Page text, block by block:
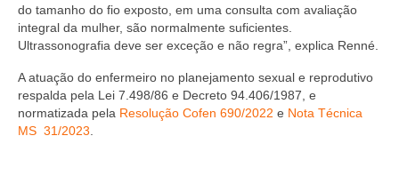
do tamanho do fio exposto, em uma consulta com avaliação
integral da mulher, são normalmente suficientes.
Ultrassonografia deve ser exceção e não regra”, explica Renné.
A atuação do enfermeiro no planejamento sexual e reprodutivo
respalda pela Lei 7.498/86 e Decreto 94.406/1987, e
normatizada pela Resolução Cofen 690/2022 e Nota Técnica
MS 31/2023